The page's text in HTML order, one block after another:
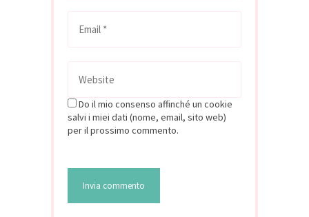
Do il mio consenso affinché un cookie
salvi i miei dati (nome, email, sito web)
per il prossimo commento.